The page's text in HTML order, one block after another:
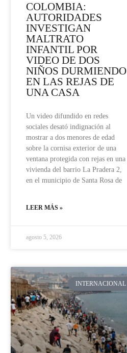
COLOMBIA:
AUTORIDADES
INVESTIGAN
MALTRATO
INFANTIL POR
VIDEO DE DOS
NIÑOS DURMIENDO
EN LAS REJAS DE
UNA CASA
Un video difundido en redes
sociales desató indignación al
mostrar a dos menores de edad
sobre la cornisa exterior de una
ventana protegida con rejas en una
vivienda del barrio La Pradera 2,
en el municipio de Santa Rosa de
LEER MÁS »
agosto 5, 2026
INTERNACIONAL